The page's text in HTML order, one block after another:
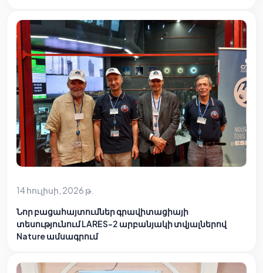
14 հուլիսի, 2026 թ.
Նոր բացահայտումներ գրավիտացիայի
տեսությունում LARES-2 արբանյակի տվյալներով
Nature ամսագրում